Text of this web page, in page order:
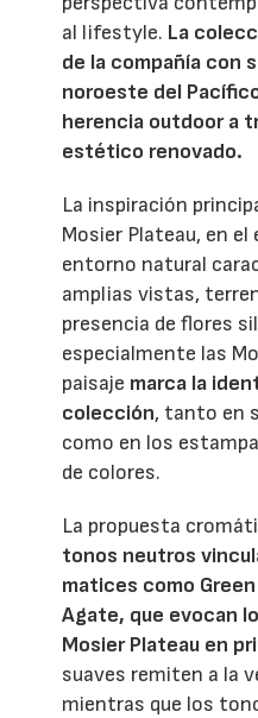
al lifestyle. La
de la compañía con
noroeste del
herencia outdoor a
estético renovado.
La inspiración
Mosier Plateau, en el
entorno natural
amplias vistas,
presencia de flores
especialmente las
paisaje marca la
colección, tanto en
como en los
de colores.
La propuesta
tonos neutros
matices como
Agate, que evocan
Mosier Plateau en
suaves remiten a la
mientras que los